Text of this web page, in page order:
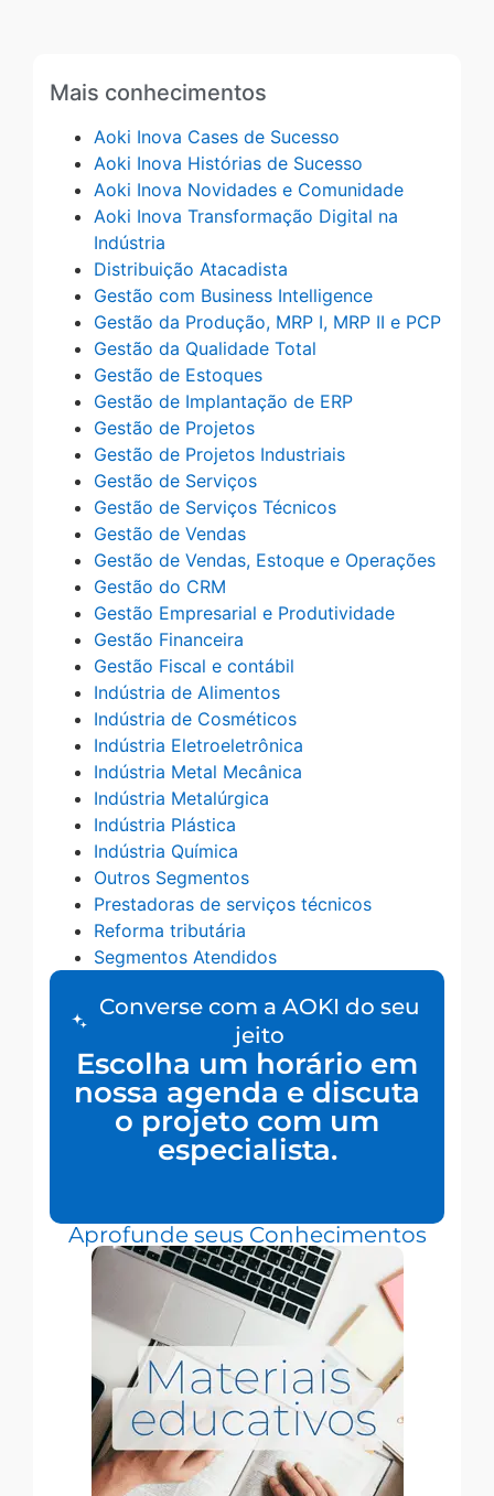
Mais conhecimentos
Aoki Inova Cases de Sucesso
Aoki Inova Histórias de Sucesso
Aoki Inova Novidades e Comunidade
Aoki Inova Transformação Digital na
Indústria
Distribuição Atacadista
Gestão com Business Intelligence
Gestão da Produção, MRP I, MRP II e PCP
Gestão da Qualidade Total
Gestão de Estoques
Gestão de Implantação de ERP
Gestão de Projetos
Gestão de Projetos Industriais
Gestão de Serviços
Gestão de Serviços Técnicos
Gestão de Vendas
Gestão de Vendas, Estoque e Operações
Gestão do CRM
Gestão Empresarial e Produtividade
Gestão Financeira
Gestão Fiscal e contábil
Indústria de Alimentos
Indústria de Cosméticos
Indústria Eletroeletrônica
Indústria Metal Mecânica
Indústria Metalúrgica
Indústria Plástica
Indústria Química
Outros Segmentos
Prestadoras de serviços técnicos
Reforma tributária
Segmentos Atendidos
Converse com a AOKI do seu
jeito
Escolha um horário em
nossa agenda e discuta
o projeto com um
especialista.
Aprofunde seus Conhecimentos